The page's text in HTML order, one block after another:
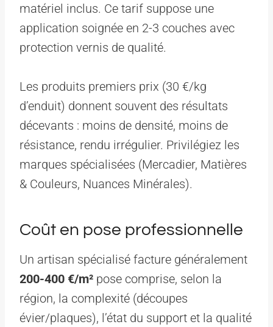
matériel inclus. Ce tarif suppose une
application soignée en 2-3 couches avec
protection vernis de qualité.
Les produits premiers prix (30 €/kg
d’enduit) donnent souvent des résultats
décevants : moins de densité, moins de
résistance, rendu irrégulier. Privilégiez les
marques spécialisées (Mercadier, Matières
& Couleurs, Nuances Minérales).
Coût en pose professionnelle
Un artisan spécialisé facture généralement
200-400 €/m² pose comprise, selon la
région, la complexité (découpes
évier/plaques), l’état du support et la qualité